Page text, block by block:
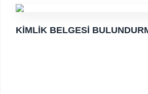
KİMLİK BELGESİ